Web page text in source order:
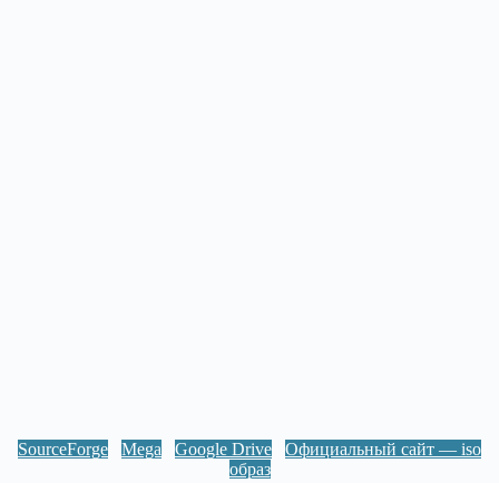
SourceForge Mega Google Drive
Официальный сайт — iso
образ